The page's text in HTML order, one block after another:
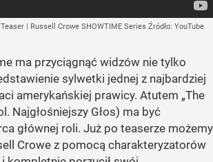
| Russell Crowe SHOWTIME Series Źródło: YouTube
ma przyciągnąć widzów nie tylko
sylwetki jednej z najbardziej
amerykańskiej prawicy. Atutem „The
Najgłośniejszy Głos) ma być
głównej roli. Już po teaserze możemy
Crowe z pomocą charakteryzatorów